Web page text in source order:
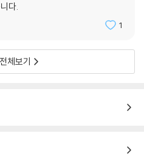
다.
1
체보기